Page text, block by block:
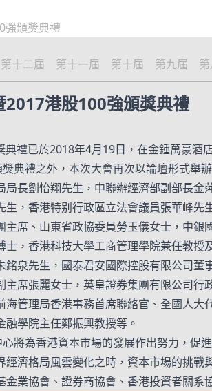
強頒獎典禮
第十二屆 第十一屆 第十屆 第九屆
2017港股100強頒獎典禮
禮已於2018年4月19日，在金鍾萬豪
典禮之外，本次大會再次以論壇形式舉
長劉怡翔先生，中聯辦經濟部副部長
，香港特别行政區立法會議員張華峰
席、山東省政協委員勞玉儀女士，中
，香港科技大學工商管理學院兼任教
泉先生，國泰君安國際控股有限公司
席張麗女士，英皇證券集團有限公司
管理局香港事務首席聯絡官、全國人
學院主任鄭振興教授等。
將為香港資本市場的發展作出努力，促
濟格局風雲變化之時，資本市場的挑
業協會、證券商協會、香港投資者關系